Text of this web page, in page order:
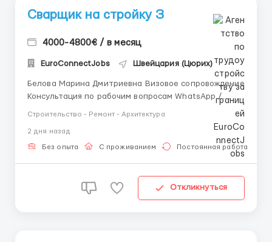
Сварщик на стройку З
4000-4800€ / в месяц
EuroConnectJobs Швейцария (Цюрих)
Белова Марина Дмитриевна Визовое сопровождение
Консультация по рабочим вопросам WhatsApp /
компании: Польская компания Nowima Sp z o. o.,
более 5 лет на рынке. Предоставляем работу в
Строительство - Ремонт - Архитектура
2 дня назад
Без опыта С проживанием Постоянная работа
Откликнуться